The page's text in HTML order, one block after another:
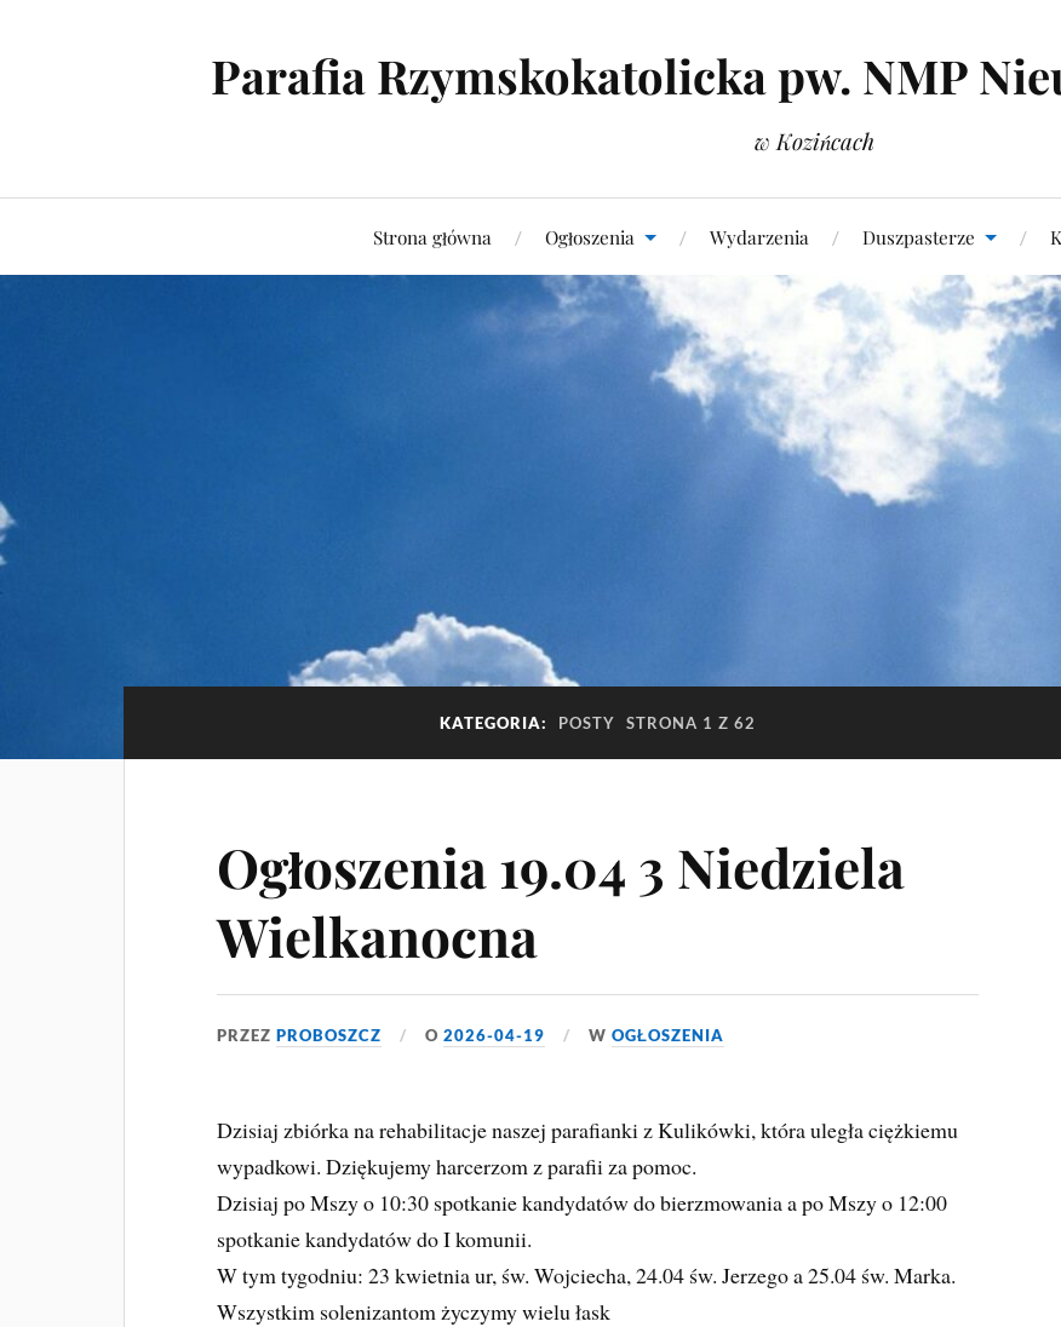
Parafia Rzymskokatolicka pw. NMP
w Kozińcach
Strona główna Ogłoszenia Wydarzenia Duszpasterze
KATEGORIA: POSTY STRONA 1 Z 62
Ogłoszenia 19.04 3 Niedziela
Wielkanocna
PRZEZPROBOSZCZ O2026-04-19 WOGŁOSZENIA
Dzisiaj zbiórka na rehabilitacje naszej parafianki z Kulikówki, która uległa ciężkiemu
wypadkowi. Dziękujemy harcerzom z parafii za pomoc.
Dzisiaj po Mszy o 10:30 spotkanie kandydatów do bierzmowania a po Mszy o 12:00
spotkanie kandydatów do I komunii.
W tym tygodniu: 23 kwietnia ur, św. Wojciecha, 24.04 św. Jerzego a 25.04 św. Marka.
Wszystkim solenizantom życzymy wielu łask